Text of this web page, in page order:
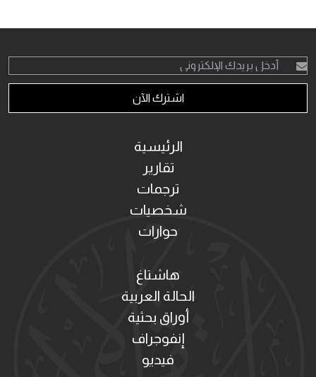
اشترك الآن
الرئيسية
تقارير
ترجمات
شخصيات
حوارات
هاشتاغ
الحالة العربية
أوراق بحثية
إنفوجراف
فيديو